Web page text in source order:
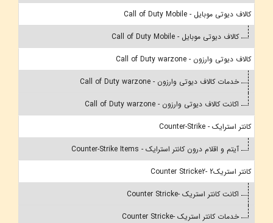
کالاف دیوتی موبایل - Call of Duty Mobile
کالاف دیوتی موبایل - Call of Duty Mobile
کالاف دیوتی وارزون - Call of Duty warzone
خدمات کالاف دیوتی وارزون - Call of Duty warzone
اکانت کالاف دیوتی وارزون - Call of Duty warzone
کانتر استرایک - Counter-Strike
آیتم و اقلام درون کانتر استرایک - Counter-Strike Items
کانتر استریک2 -Counter Stricke2
اکانت کانتر استریک -Counter Stricke
خدمات کانتر استریک -Counter Stricke